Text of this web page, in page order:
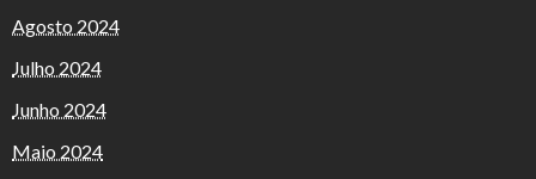
Agosto 2024
Julho 2024
Junho 2024
Maio 2024